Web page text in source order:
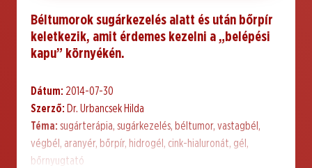
Béltumorok sugárkezelés alatt és után bőrpír
keletkezik, amit érdemes kezelni a „belépési
kapu” környékén.
Dátum: 2014-07-30
Szerző: Dr. Urbancsek Hilda
Téma: sugárterápia, sugárkezelés, béltumor, vastagbél,
végbél, aranyér, bőrpír, hidrogél, cink-hialuronát, gél,
bőrnyugtató